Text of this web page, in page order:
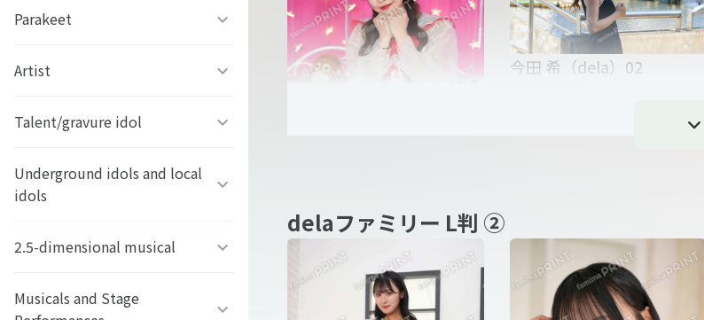
もういちど逢いたい〜
ステラソラ
今夜も眠らNight
アルカナ・ファミリア
ラブカレアワード
アニメディアセレクショ
ン 境界のRINNNE
オトメディアセレクショ
ン 黒執事
オトメディアセレクショ
ーズ
そちら
くるみちゃん。
しろなっぱ
ひろみのむし
もモ太郎。
ネコマンジュウ
お文具といっしょ
クッピーラムネ・クピラム
悪女は仮面の騎士に騙され
愛いあなた～
ん
ポメとうさぎ
まん丸お目目のぽんかん
エース
ース
イケメンスムースチワワの
メルベ
7Catsラグドール
銀猫三獣士限定ブロマイ
きなこもち
おてんばなキジトラららこ
NIKOLA PRINT FILES
トカラヤギ まる
Parakeet
インコのそるてぃらいち
Artist
Opposites Attract
楽遊BOYS PASS
Talent/gravure idol
男劇団 青山表参道X
Underground idols and local
idols
横浜美少女図鑑
けっぱって東北
2.5-dimensional musical
ミュージカル『テニスの王
Musicals and Stage
今田 希（dela）10
佐々木美乃里（dela mode
本多 もか（dela）05 本多 もか（dela）06
今田 希（dela）01
今田 希（dela）02
delaファミリー L判 ②